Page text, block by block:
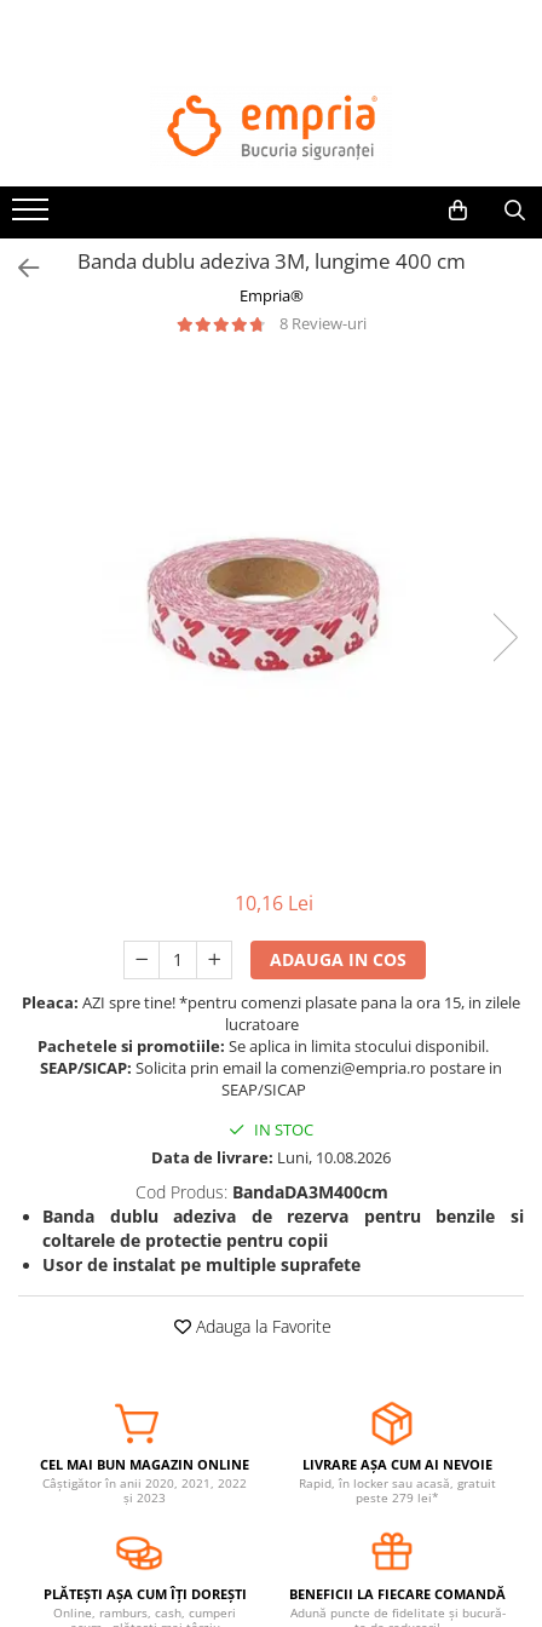
Bariere protectie pentru pat
Protectii mobilier
Banda protectie mobila copii
Poarta siguranta copii
Deflectoare pentru aer conditionat
Ochelari de soare
Palarii protectie UV
Accesorii plaja
Puericultura mare
Carucioare si scaune auto
Scaune masa
Ingrijire bebe si mama
Igiena si ingrijire bebelusi
Accesorii bebelusi / nou-nascuti
Diversificare bebelusi
Baia bebelusului
Maternitate
Jucarii dentitie
Jocuri educative
Jucarii bebelusi
Banda dublu adeziva 3M, lungime 400 cm
Empria®
8 Review-uri
10,16 Lei
ADAUGA IN COS
Pleaca: AZI spre tine! *pentru comenzi plasate pana la ora 15, in zilele
lucratoare
Pachetele si promotiile: Se aplica in limita stocului disponibil.
SEAP/SICAP: Solicita prin email la comenzi@empria.ro postare in
SEAP/SICAP
IN STOC
Data de livrare: Luni, 10.08.2026
Cod Produs: BandaDA3M400cm
Banda dublu adeziva de rezerva pentru benzile si
coltarele de protectie pentru copii
Usor de instalat pe multiple suprafete
Adauga la Favorite
CEL MAI BUN MAGAZIN ONLINE
Câștigător în anii 2020, 2021, 2022
și 2023
LIVRARE AȘA CUM AI NEVOIE
Rapid, în locker sau acasă, gratuit
peste 279 lei*
PLĂTEȘTI AȘA CUM ÎȚI DOREȘTI
Online, ramburs, cash, cumperi
BENEFICII LA FIECARE COMANDĂ
Adună puncte de fidelitate și bucură-